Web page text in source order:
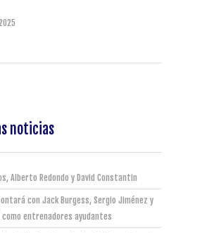
noticias
Alberto Redondo y David Constantin
con Jack Burgess, Sergio Jiménez y
como entrenadores ayudantes